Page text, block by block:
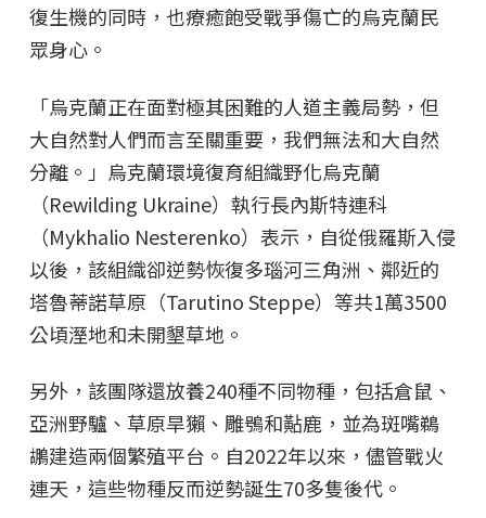
復生機的同時，也療癒飽受戰爭傷亡的烏克蘭民
眾身心。
「烏克蘭正在面對極其困難的人道主義局勢，但
大自然對人們而言至關重要，我們無法和大自然
分離。」烏克蘭環境復育組織野化烏克蘭
（Rewilding Ukraine）執行長內斯特連科
（Mykhalio Nesterenko）表示，自從俄羅斯入侵
以後，該組織卻逆勢恢復多瑙河三角洲、鄰近的
塔魯蒂諾草原（Tarutino Steppe）等共1萬3500
公頃溼地和未開墾草地。
另外，該團隊還放養240種不同物種，包括倉鼠、
亞洲野驢、草原旱獺、雕鴞和黇鹿，並為斑嘴鵜
鶘建造兩個繁殖平台。自2022年以來，儘管戰火
連天，這些物種反而逆勢誕生70多隻後代。